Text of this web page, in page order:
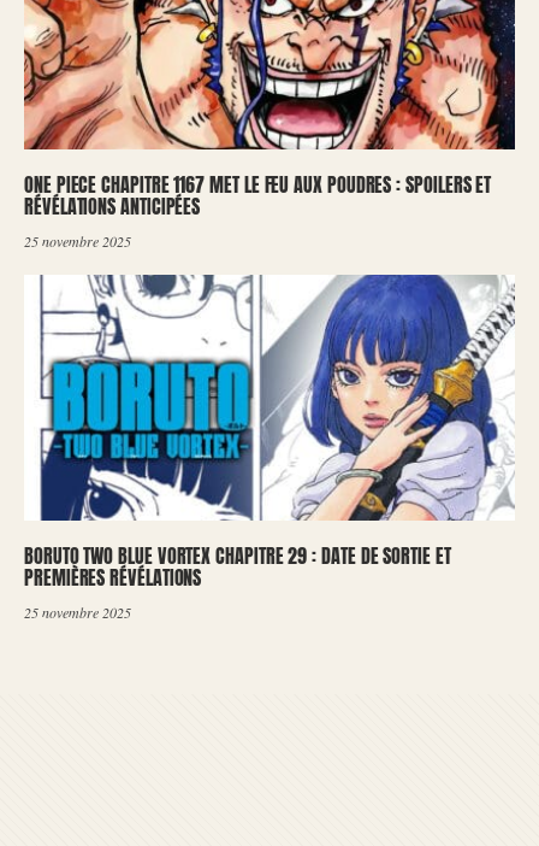
ONE PIECE CHAPITRE 1167 MET LE FEU AUX POUDRES : SPOILERS ET
RÉVÉLATIONS ANTICIPÉES
25 novembre 2025
BORUTO TWO BLUE VORTEX CHAPITRE 29 : DATE DE SORTIE ET
PREMIÈRES RÉVÉLATIONS
25 novembre 2025